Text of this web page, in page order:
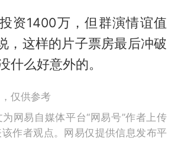
资1400万，但群演情谊值
，这样的片子票房最后冲破
什么好意外的。
仅供参考
网易自媒体平台“网易号”作者上传
作者观点。网易仅提供信息发布平